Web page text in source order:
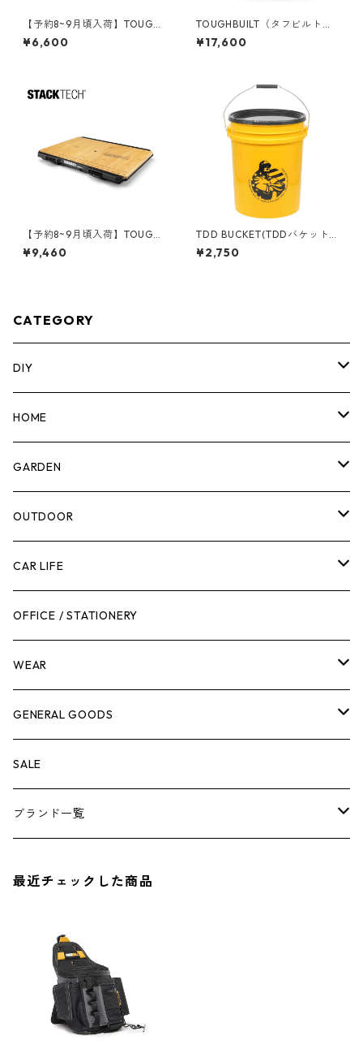
【予約8~9月頃入荷】TOUGHB
UILT（タフビルト）STACK TE
CH(スタックテック) オーガナ
¥6,600
TOUGHBUILT（タフビルト）S
TACK TECH(スタックテック)
2シェルフ収納システム TB-B1
¥17,600
【予約8~9月頃入荷】TOUGHB
UILT（タフビルト）STACK TE
CH(スタックテック) ワークト
¥9,460
TDD BUCKET(TDDバケット)
5ガロンバケツ [コントラクタ
ー] フタ付き 05GLTDD
¥2,750
CATEGORY
DIY
マーカー
計測機器
腰袋・ツールホルスター
工具箱
作業台
脚立
ケミカル
その他
HOME
5ガロンバケツ
キッチン
日用品
ボディケア
GARDEN
剪定ばさみ
ガーデンツール
ガーデンチェア
キャビネット・ツールハンガー
冬季用品
その他
OUTDOOR
スツール
バンジーバンド
ストレージボックス
クーラーボックス
ナイフ
CAR LIFE
メンテナンスグッズ
車内グッズ
車外グッズ
芳香剤
OFFICE / STATIONERY
WEAR
トップス
ボトムス
アンダーウェア
グローブ
GENERAL GOODS
ウォレット
エアーフレッシュナー
SALE
ブランド一覧
BEHRENS
最近チェックした商品